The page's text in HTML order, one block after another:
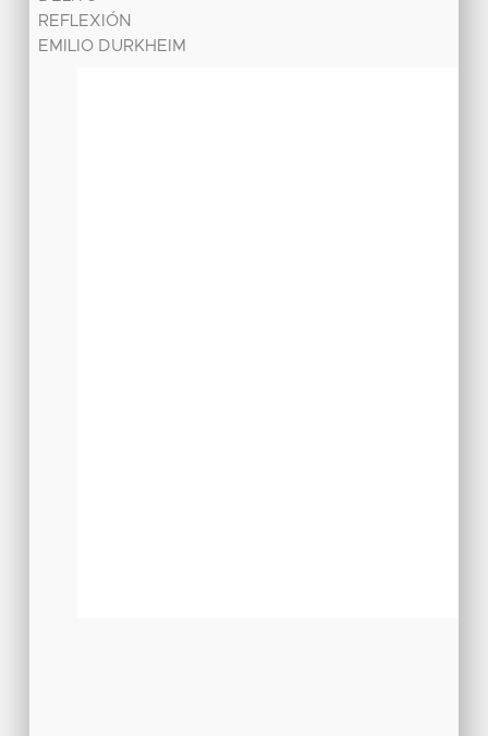
REFLEXIÓN
EMILIO DURKHEIM